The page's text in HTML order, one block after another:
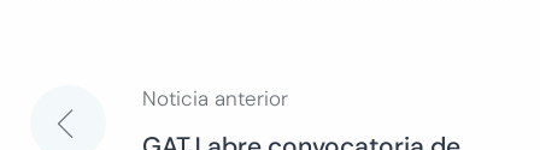
Navegación
Noticia anterior